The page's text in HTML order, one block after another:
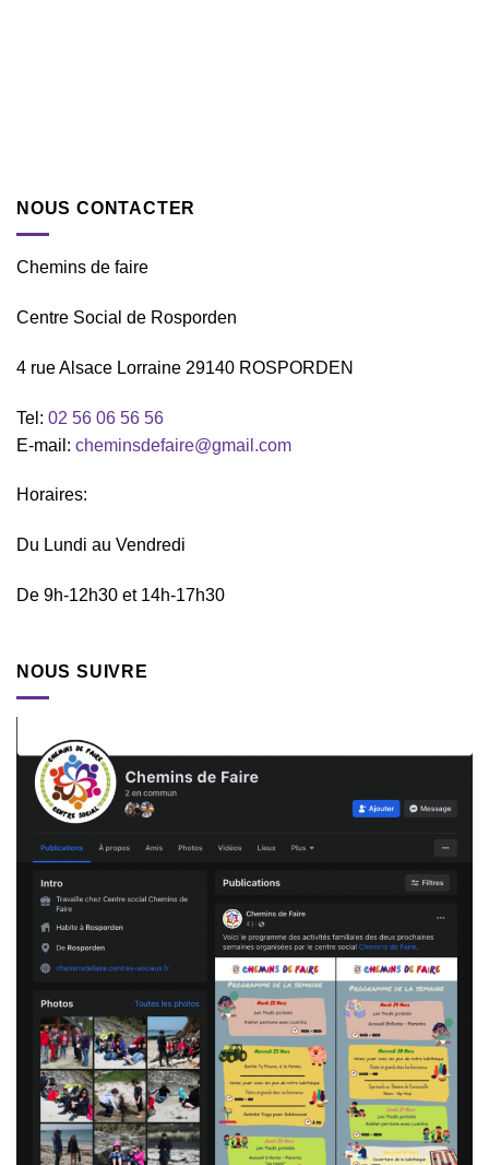
NOUS CONTACTER
Chemins de faire
Centre Social de Rosporden
4 rue Alsace Lorraine 29140 ROSPORDEN
Tel: 02 56 06 56 56
E-mail: cheminsdefaire@gmail.com
Horaires:
Du Lundi au Vendredi
De 9h-12h30 et 14h-17h30
NOUS SUIVRE